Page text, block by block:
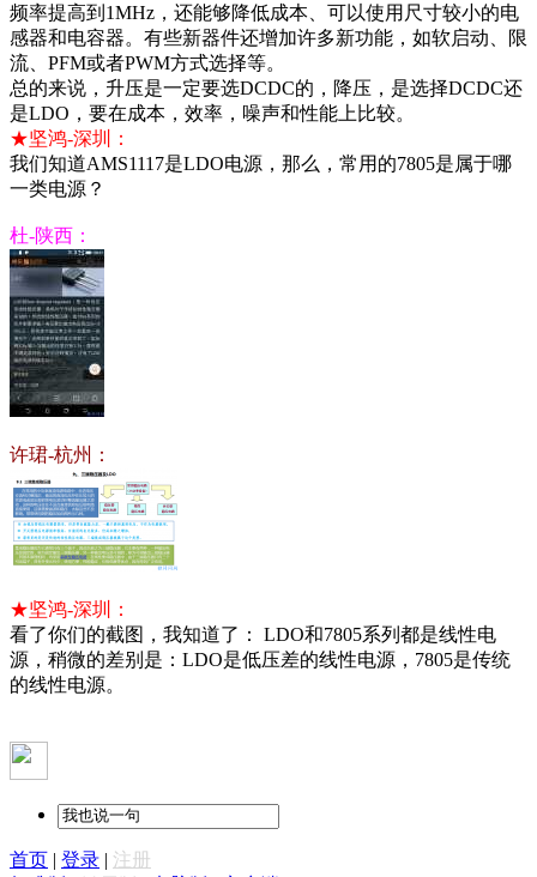
频率提高到1MHz，还能够降低成本、可以使用尺寸较小的电
感器和电容器。有些新器件还增加许多新功能，如软启动、限
流、PFM或者PWM方式选择等。
总的来说，升压是一定要选DCDC的，降压，是选择DCDC还
是LDO，要在成本，效率，噪声和性能上比较。
★坚鸿-深圳：
我们知道AMS1117是LDO电源，那么，常用的7805是属于哪
一类电源？
杜-陕西：
许珺-杭州：
★坚鸿-深圳：
看了你们的截图，我知道了： LDO和7805系列都是线性电
源，稍微的差别是：LDO是低压差的线性电源，7805是传统
的线性电源。
首页 | 登录 | 注册